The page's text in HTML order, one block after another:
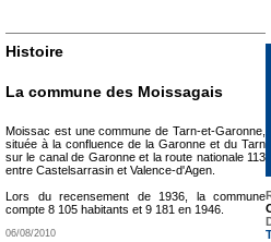
Histoire
La commune des Moissagais
Moissac est une commune de Tarn-et-Garonne,
située à la confluence de la Garonne et du Tarn
sur le canal de Garonne et la route nationale 113
entre Castelsarrasin et Valence-d'Agen.
Lors du recensement de 1936, la commune
compte 8 105 habitants et 9 181 en 1946.
06/08/2010